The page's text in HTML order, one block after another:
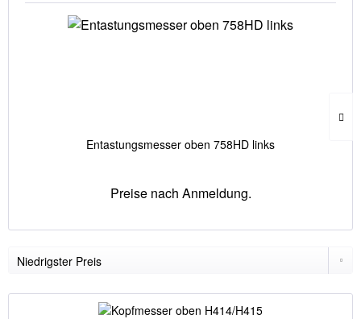
Entastungsmesser oben 758HD links
Preise nach Anmeldung.